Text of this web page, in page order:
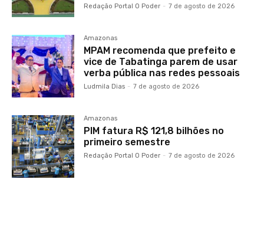
Redação Portal O Poder - 7 de agosto de 2026
Amazonas
MPAM recomenda que prefeito e
vice de Tabatinga parem de usar
verba pública nas redes pessoais
Ludmila Dias - 7 de agosto de 2026
Amazonas
PIM fatura R$ 121,8 bilhões no
primeiro semestre
Redação Portal O Poder - 7 de agosto de 2026